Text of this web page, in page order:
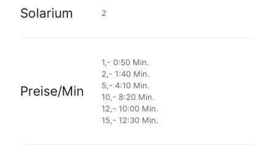
Solarium 2
Preise/Min
1,- 0:50 Min.
2,- 1:40 Min.
5,- 4:10 Min.
10,- 8:20 Min.
12,- 10:00 Min.
15,- 12:30 Min.